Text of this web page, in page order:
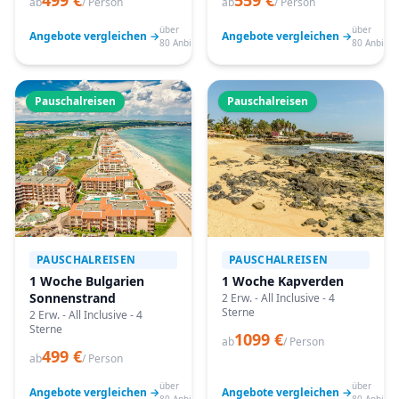
Angebote vergleichen →über
80 Anbieter
Angebote vergleichen →über
80
Pauschalreisen
PAUSCHALREISEN
1 Woche Bulgarien
Sonnenstrand
2 Erw. - All Inclusive - 4
Sterne
ab499 €/ Person
Angebote vergleichen →über
Pauschalreisen
PAUSCHALREISEN
1 Woche Kapverden
2 Erw. - All Inclusive - 4
Sterne
ab1099 €/ Person
Angebote vergleichen →über